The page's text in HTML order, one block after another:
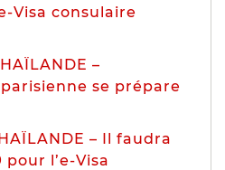
Visa consulaire
–
parisienne se prépare
– Il faudra
l’e-Visa